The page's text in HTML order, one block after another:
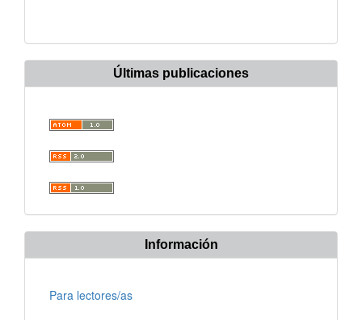
Últimas publicaciones
Información
Para lectores/as